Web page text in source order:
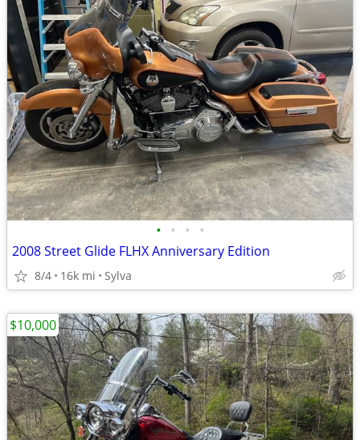
• • • •
2008 Street Glide FLHX Anniversary Edition
8/4 16k mi Sylva
$10,000